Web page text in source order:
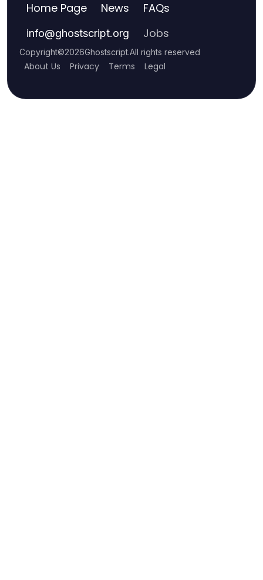
Home Page News FAQs
info@ghostscript.org Jobs
Copyright©2026Ghostscript.All rights reserved
About Us Privacy Terms Legal